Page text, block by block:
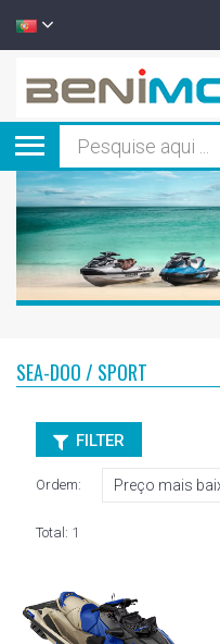
SEA-DOO / SPORT
FILTER
Ordem:
Total: 1